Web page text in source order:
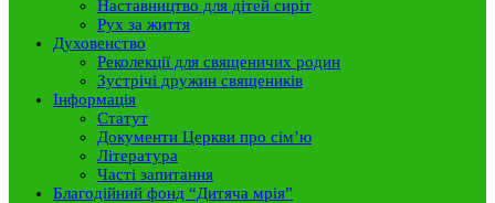
Наставництво для дітей сиріт
Рух за життя
Духовенство
Реколекції для священичих родин
Зустрічі дружин священиків
Інформація
Статут
Документи Церкви про сім’ю
Література
Часті запитання
Благодійний фонд “Дитяча мрія”